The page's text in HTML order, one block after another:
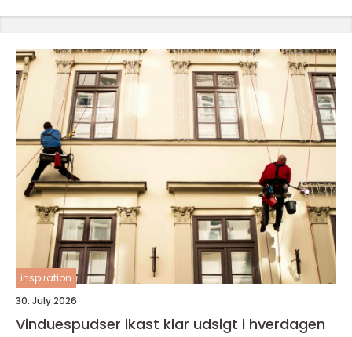
inspiration
30. July 2026
Vinduespudser ikast klar udsigt i hverdagen